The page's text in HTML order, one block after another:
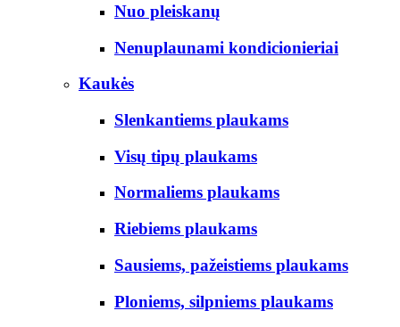
Nuo pleiskanų
Nenuplaunami kondicionieriai
Kaukės
Slenkantiems plaukams
Visų tipų plaukams
Normaliems plaukams
Riebiems plaukams
Sausiems, pažeistiems plaukams
Ploniems, silpniems plaukams